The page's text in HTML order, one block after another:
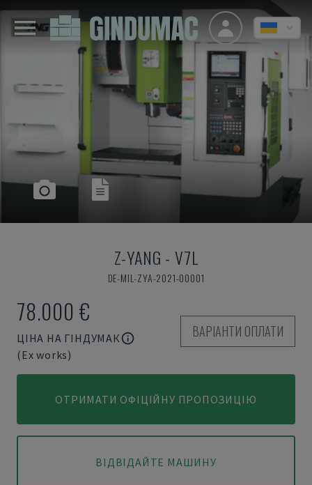
Z-YANG - V7L
DE-MIL-ZYA-2021-00001
78.000 €
ЦІНА НА ГІНДУМАК
(Ex works)
ВАРІАНТИ ОПЛАТИ
ОТРИМАТИ ОФІЦІЙНУ ПРОПОЗИЦІЮ
ВІДВІДАЙТЕ МАШИНУ